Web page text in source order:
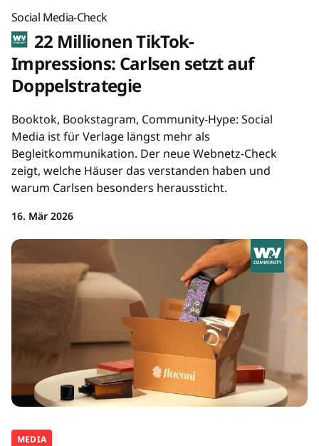
Social Media-Check
22 Millionen TikTok-
Impressions: Carlsen setzt auf
Doppelstrategie
Booktok, Bookstagram, Community-Hype: Social
Media ist für Verlage längst mehr als
Begleitkommunikation. Der neue Webnetz-Check
zeigt, welche Häuser das verstanden haben und
warum Carlsen besonders heraussticht.
16. Mär 2026
MEDIA